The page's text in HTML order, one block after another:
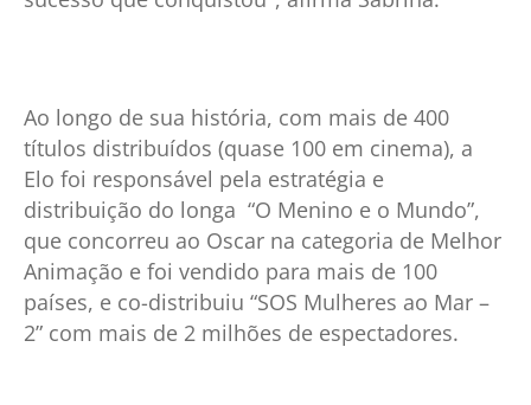
Ao longo de sua história, com mais de 400
títulos distribuídos (quase 100 em cinema), a
Elo foi responsável pela estratégia e
distribuição do longa “O Menino e o Mundo”,
que concorreu ao Oscar na categoria de Melhor
Animação e foi vendido para mais de 100
países, e co-distribuiu “SOS Mulheres ao Mar –
2” com mais de 2 milhões de espectadores.